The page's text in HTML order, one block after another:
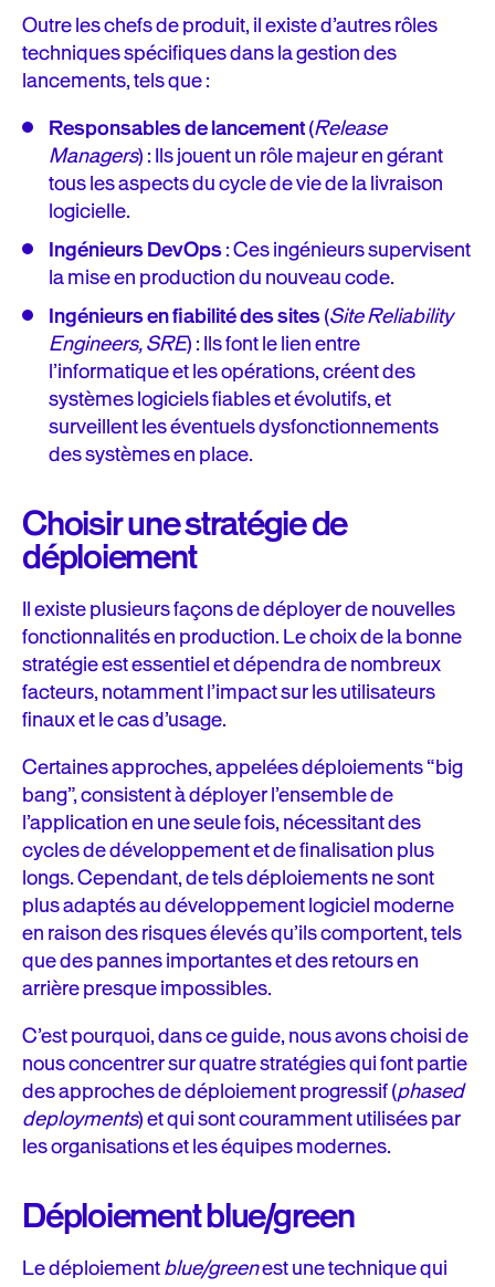
Outre les chefs de produit, il existe d’autres rôles
techniques spécifiques dans la gestion des
lancements, tels que :
Responsables de lancement(Release
Managers) : Ils jouent un rôle majeur en gérant
tous les aspects du cycle de vie de la livraison
logicielle.
Ingénieurs DevOps: Ces ingénieurs supervisent
la mise en production du nouveau code.
Ingénieurs en fiabilité des sites(Site Reliability
Engineers, SRE) : Ils font le lien entre
l’informatique et les opérations, créent des
systèmes logiciels fiables et évolutifs, et
surveillent les éventuels dysfonctionnements
des systèmes en place.
Choisir une stratégie de
déploiement
Il existe plusieurs façons de déployer de nouvelles
fonctionnalités en production. Le choix de la bonne
stratégie est essentiel et dépendra de nombreux
facteurs, notamment l’impact sur les utilisateurs
finaux et le cas d’usage.
Certaines approches, appelées déploiements “big
bang”, consistent à déployer l’ensemble de
l’application en une seule fois, nécessitant des
cycles de développement et de finalisation plus
longs. Cependant, de tels déploiements ne sont
plus adaptés au développement logiciel moderne
en raison des risques élevés qu’ils comportent, tels
que des pannes importantes et des retours en
arrière presque impossibles.
C’est pourquoi, dans ce guide, nous avons choisi de
nous concentrer sur quatre stratégies qui font partie
des approches de déploiement progressif (phased
deployments) et qui sont couramment utilisées par
les organisations et les équipes modernes.
Déploiement blue/green
Le déploiementblue/greenest une technique qui